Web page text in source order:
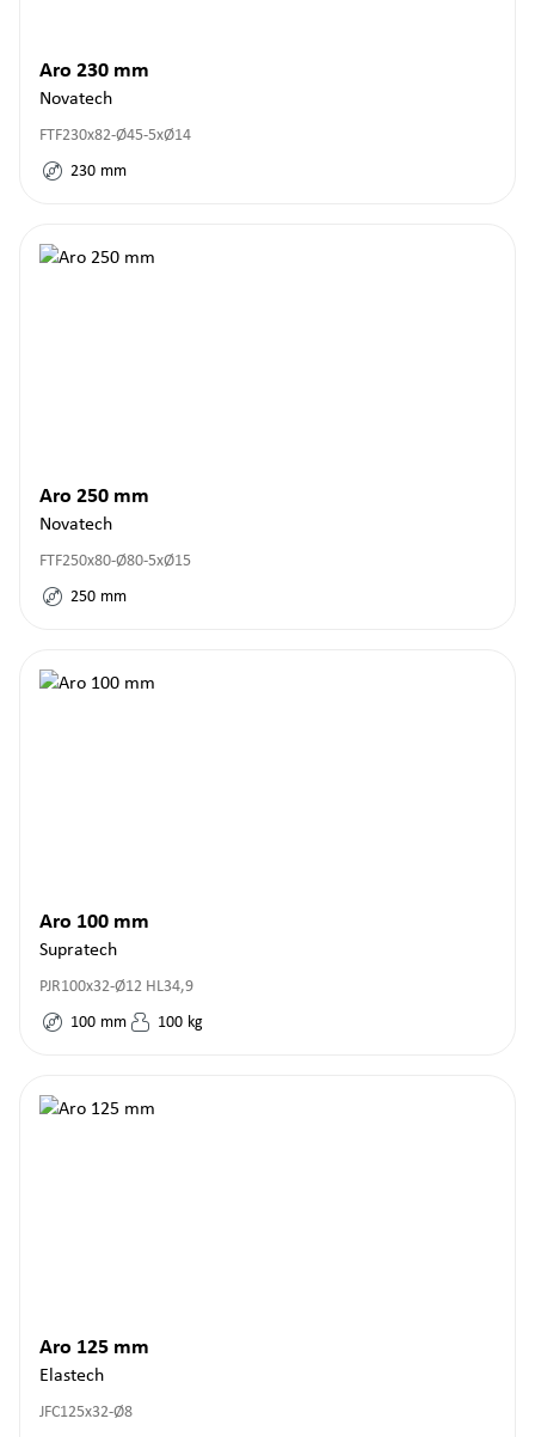
Aro 230 mm
Novatech
FTF230x82-Ø45-5xØ14
230 mm
Aro 250 mm
Novatech
FTF250x80-Ø80-5xØ15
250 mm
Aro 100 mm
Supratech
PJR100x32-Ø12 HL34,9
100 mm 100 kg
Aro 125 mm
Elastech
JFC125x32-Ø8